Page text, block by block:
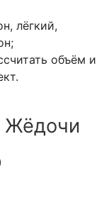
лёгкий,
объём и
Жёдочи